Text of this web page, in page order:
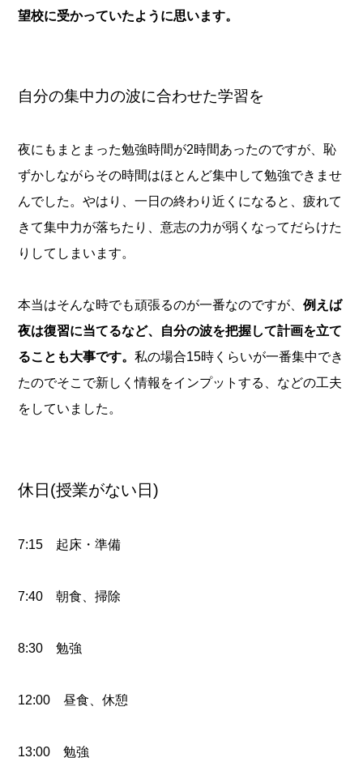
望校に受かっていたように思います。
自分の集中力の波に合わせた学習を
夜にもまとまった勉強時間が2時間あったのですが、恥
ずかしながらその時間はほとんど集中して勉強できませ
んでした。やはり、一日の終わり近くになると、疲れて
きて集中力が落ちたり、意志の力が弱くなってだらけた
りしてしまいます。
本当はそんな時でも頑張るのが一番なのですが、例えば
夜は復習に当てるなど、自分の波を把握して計画を立て
ることも大事です。私の場合15時くらいが一番集中でき
たのでそこで新しく情報をインプットする、などの工夫
をしていました。
休日(授業がない日)
7:15 起床・準備
7:40 朝食、掃除
8:30 勉強
12:00 昼食、休憩
13:00 勉強